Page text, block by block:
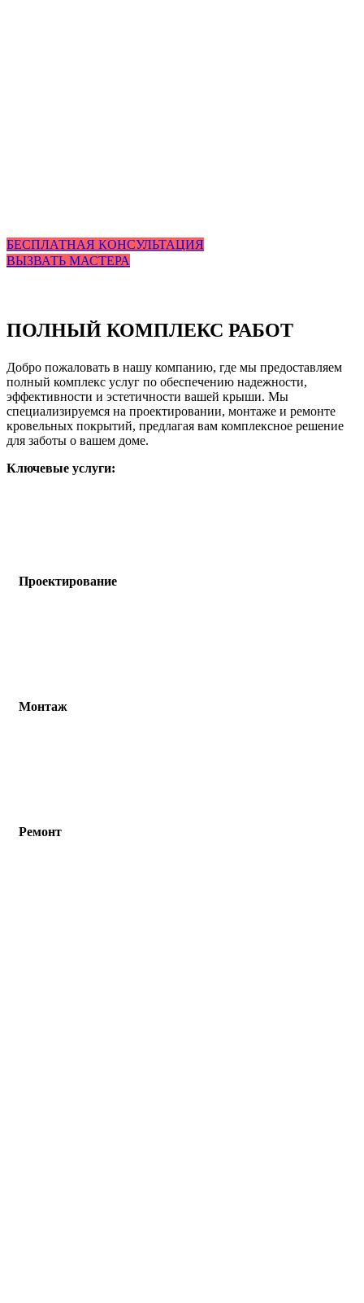
БЕСПЛАТНАЯ КОНСУЛЬТАЦИЯ
ВЫЗВАТЬ МАСТЕРА
ПОЛНЫЙ КОМПЛЕКС РАБОТ
Добро пожаловать в нашу компанию, где мы предоставляем
полный комплекс услуг по обеспечению надежности,
эффективности и эстетичности вашей крыши. Мы
специализируемся на проектировании, монтаже и ремонте
кровельных покрытий, предлагая вам комплексное решение
для заботы о вашем доме.
Ключевые услуги:
Проектирование
Монтаж
Ремонт